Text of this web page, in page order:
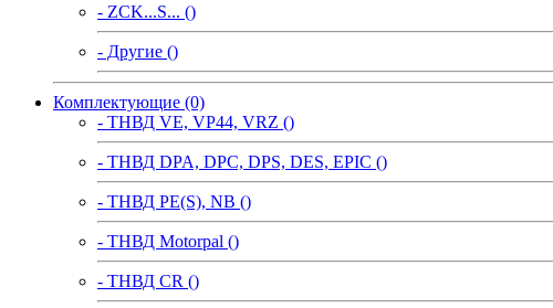
- ZCK...S... ()
- Другие ()
Комплектующие (0)
- ТНВД VE, VP44, VRZ ()
- ТНВД DPA, DPC, DPS, DES, EPIC ()
- ТНВД PE(S), NB ()
- ТНВД Motorpal ()
- ТНВД CR ()